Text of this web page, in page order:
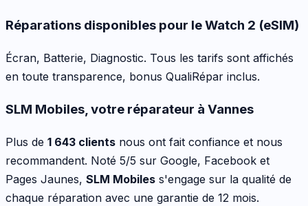
Réparations disponibles pour leWatch 2 (eSIM)
Écran, Batterie, Diagnostic. Tous les tarifs sont affichés
en toute transparence, bonus QualiRépar inclus.
SLM Mobiles, votre réparateur à Vannes
Plus de 1 643 clients nous ont fait confiance et nous
recommandent. Noté 5/5 sur Google, Facebook et
Pages Jaunes, SLM Mobiles s'engage sur la qualité de
chaque réparation avec une garantie de 12 mois.